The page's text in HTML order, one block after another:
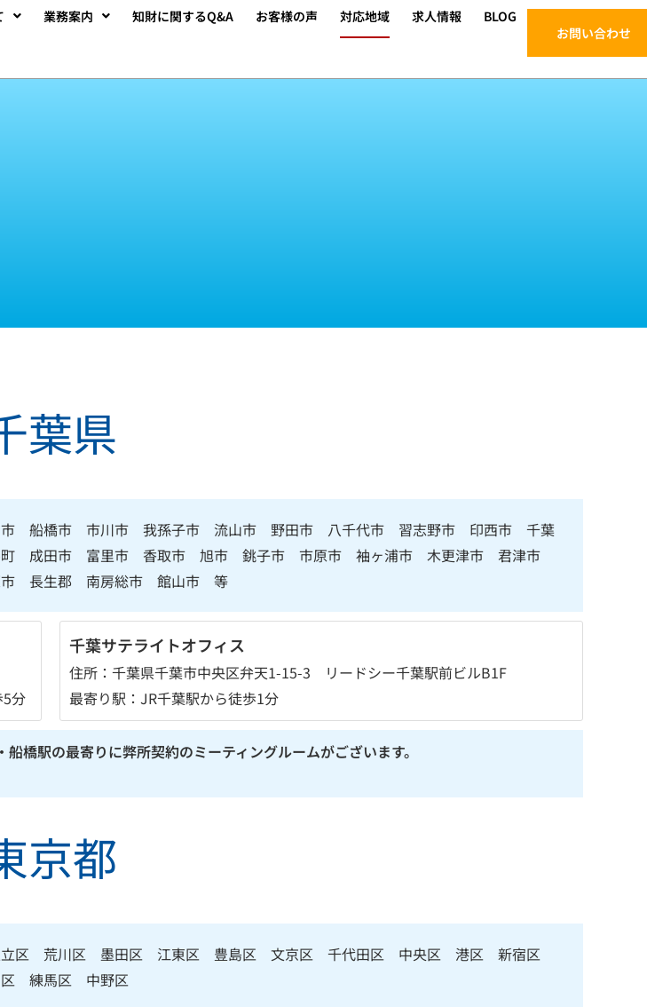
業務案内 知財に関するQ&A お客様の声 対応地域 求人情報
BLOG
お問い合わせ
葉県
船橋市 市川市 我孫子市 流山市 野田市 八千代市 習志野市 印西市 千葉
成田市 富里市 香取市 旭市 銚子市 市原市 袖ヶ浦市 木更津市 君津市
長生郡 南房総市 館山市 等
分
千葉サテライトオフィス
住所：千葉県千葉市中央区弁天1-15-3 リードシー千葉駅前ビルB1F
最寄り駅：JR千葉駅から徒歩1分
橋駅の最寄りに弊所契約のミーティングルームがございます。
京都
区 荒川区 墨田区 江東区 豊島区 文京区 千代田区 中央区 港区 新宿区
練馬区 中野区